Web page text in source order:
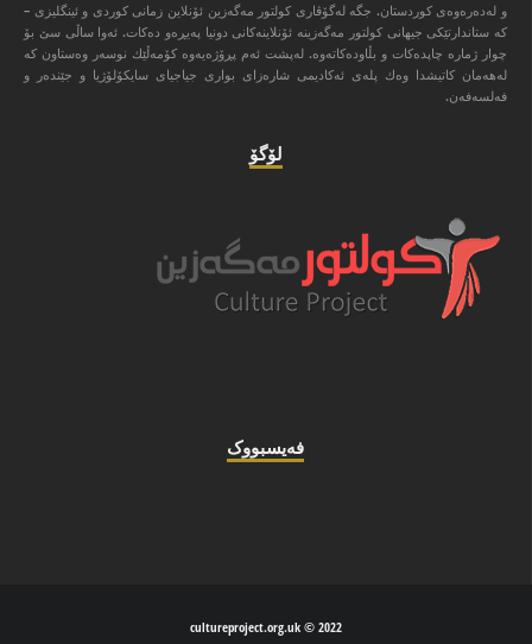
و له‌ده‌ره‌وه‌ی كوردستان. جگه‌ له‌گۆڤاری كولتور مه‌گه‌زین ئۆنلاین زمانی كوردی و ئینگلیزی –
كه‌ ستاندارتێكی جیهانی كولتور مه‌گه‌زینه‌ ئۆنلاینه‌كانی دونیا په‌یڕه‌و ده‌كات. ئه‌وا ‌ساڵی سێ بۆ
چوار ژماره‌ چاپده‌كات و بڵاوده‌كاته‌وه‌. له‌پشت ئه‌م پڕۆژه‌یه‌وه‌ كۆمه‌ڵێك نوسه‌ر وه‌ستاون كه‌
له‌هه‌مان كاتیشدا وه‌ك پله‌ی ئه‌كادیمی شاره‌زای بواری جیاجیای سایكۆلۆژیا و جێنده‌ر و
فه‌لسه‌فه‌ن.
لۆگۆ
فه‌یسبووک
2022 © cultureproject.org.uk